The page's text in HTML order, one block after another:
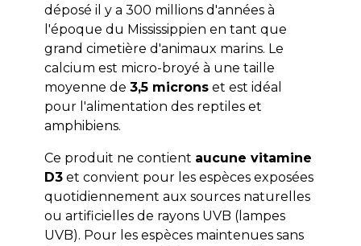
déposé il y a 300 millions d'années à
l'époque du Mississippien en tant que
grand cimetière d'animaux marins. Le
calcium est micro-broyé à une taille
moyenne de 3,5 micronset est idéal
pour l'alimentation des reptiles et
amphibiens.
Ce produit ne contient aucune vitamine
D3et convient pour les espèces exposées
quotidiennement aux sources naturelles
ou artificielles de rayons UVB (lampes
UVB). Pour les espèces maintenues sans